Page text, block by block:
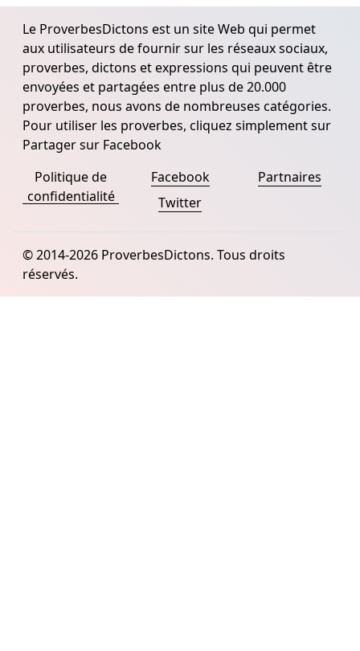
Le ProverbesDictons est un site Web qui permet
aux utilisateurs de fournir sur les réseaux sociaux,
proverbes, dictons et expressions qui peuvent être
envoyées et partagées entre plus de 20.000
proverbes, nous avons de nombreuses catégories.
Pour utiliser les proverbes, cliquez simplement sur
Partager sur Facebook
Politique de
confidentialité
Facebook
Twitter
Partnaires
© 2014-2026 ProverbesDictons. Tous droits
réservés.